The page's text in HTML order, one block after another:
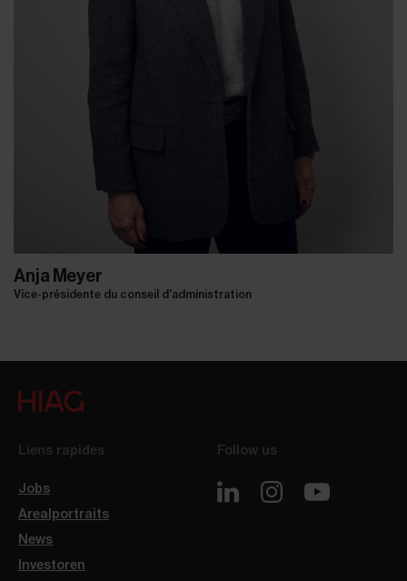
Anja Meyer
Vice-présidente du conseil d'administration
Liens rapides
Jobs
Arealportraits
News
Investoren
Follow us